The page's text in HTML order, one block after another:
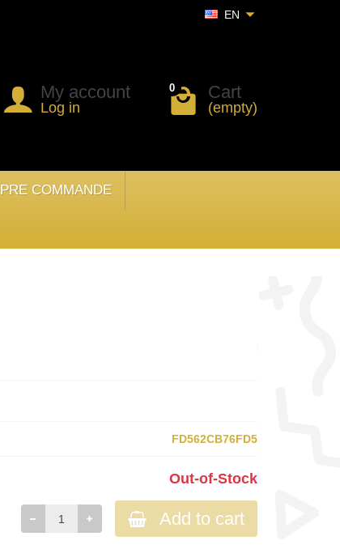
EN
My account
Log in
0 Cart
(empty)
PRE COMMANDE
FD562CB76FD5
Out-of-Stock
Add to cart